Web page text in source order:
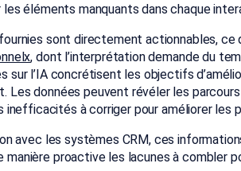
éléments manquants dans chaque
sont directement actionnables, ce
, dont l’interprétation demande du
sur l’IA concrétisent les objectifs
Les données peuvent révéler les
inefficacités à corriger pour améliorer les
avec les systèmes CRM, ces
manière proactive les lacunes à combler